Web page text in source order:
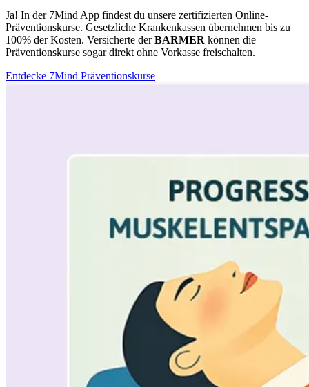
Ja! In der 7Mind App findest du unsere zertifizierten Online-
Präventionskurse. Gesetzliche Krankenkassen übernehmen bis zu
100% der Kosten. Versicherte derBARMER können die
Präventionskurse sogar direkt ohne Vorkasse freischalten.
Entdecke 7Mind Präventionskurse